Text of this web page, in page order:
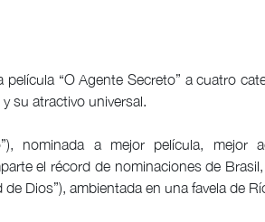
“O Agente Secreto” a cuatro
su atractivo universal.
nominada a mejor película, mejor
el récord de nominaciones de
Dios”), ambientada en una favela de